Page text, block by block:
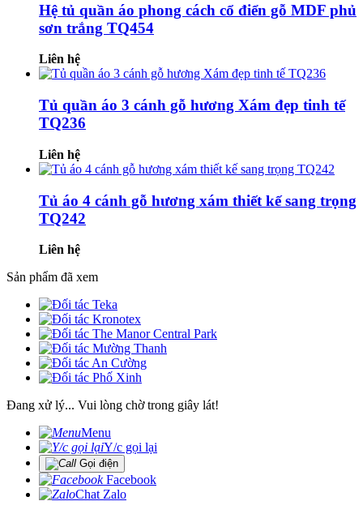
Hệ tủ quần áo phong cách cổ điển gỗ MDF phủ
sơn trắng TQ454
Liên hệ
Tủ quần áo 3 cánh gỗ hương Xám đẹp tinh tế
TQ236
Liên hệ
Tủ áo 4 cánh gỗ hương xám thiết kế sang trọng
TQ242
Liên hệ
Sản phẩm đã xem
Đang xử lý... Vui lòng chờ trong giây lát!
Menu
Y/c gọi lại
Gọi điện
Facebook
Chat Zalo